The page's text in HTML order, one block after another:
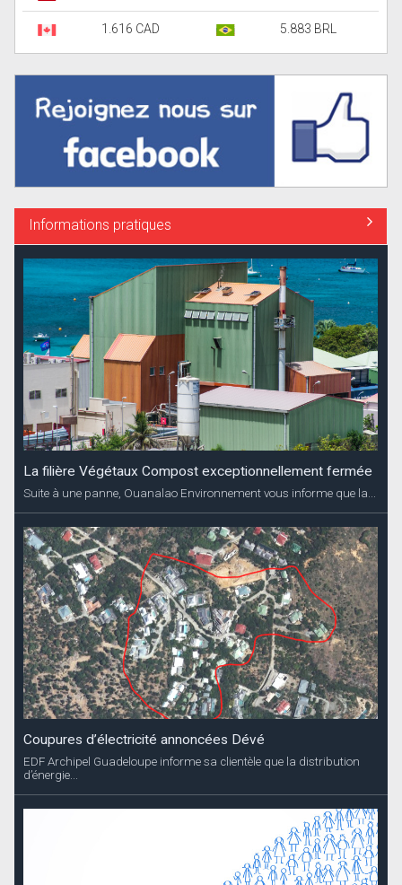
1.616 CAD 5.883 BRL
Informations pratiques
La filière Végétaux Compost exceptionnellement fermée
Suite à une panne, Ouanalao Environnement vous informe que la...
Coupures d’électricité annoncées Dévé
EDF Archipel Guadeloupe informe sa clientèle que la distribution
d’énergie...